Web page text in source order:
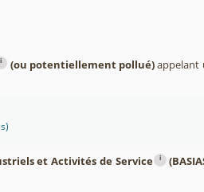
i (ou potentiellement pollué)appelant
et Activités de Service i